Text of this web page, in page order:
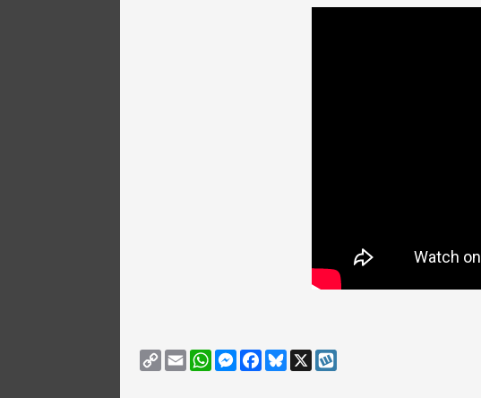
Copy
Link
Email WhatsAppMessenger
FacebookBluesky
X